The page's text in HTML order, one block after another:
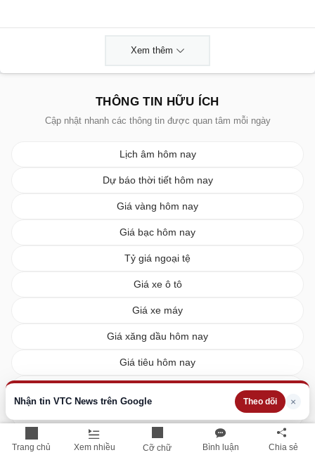
Trang chủ Xem nhiều Cỡ chữ Bình luận Chia sẻ
Nhận tin VTC News trên Google Theo dõi ×
Xem thêm
THÔNG TIN HỮU ÍCH
Cập nhật nhanh các thông tin được quan tâm mỗi ngày
Lịch âm hôm nay
Dự báo thời tiết hôm nay
Giá vàng hôm nay
Giá bạc hôm nay
Tỷ giá ngoại tệ
Giá xe ô tô
Giá xe máy
Giá xăng dầu hôm nay
Giá tiêu hôm nay
XSMN hôm nay